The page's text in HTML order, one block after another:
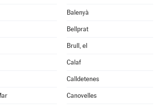
Balenyà
Bellprat
Brull, el
Calaf
Calldetenes
Canovelles